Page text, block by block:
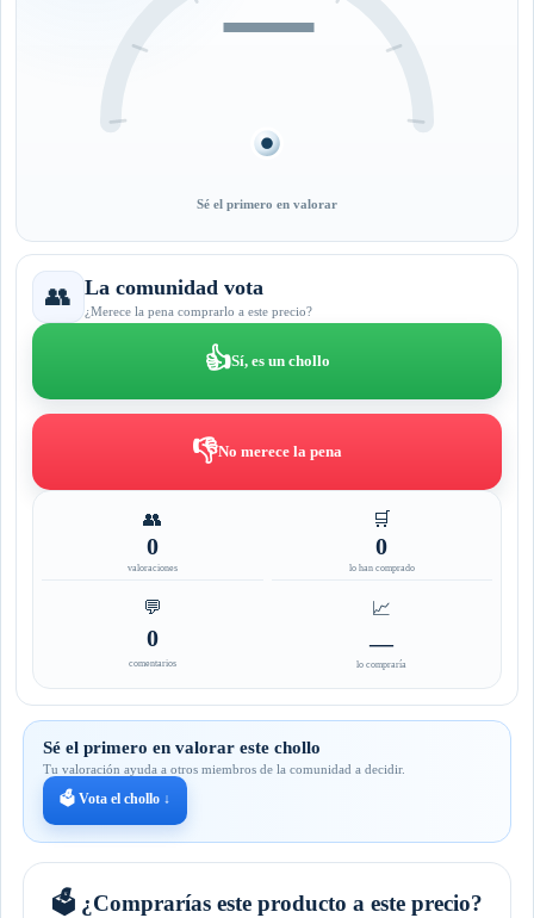
—
Sé el primero en valorar
👥 La comunidad vota
¿Merece la pena comprarlo a este precio?
👍Sí, es un chollo
👎No merece la pena
👥
0
valoraciones
🛒
0
lo han comprado
💬
0
comentarios
📈
—
lo compraría
Sé el primero en valorar este chollo
Tu valoración ayuda a otros miembros de la comunidad a decidir.
🗳️ Vota el chollo ↓
🗳️ ¿Comprarías este producto a este precio?